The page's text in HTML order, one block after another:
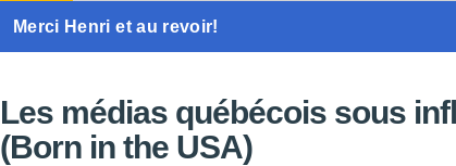
Merci Henri et au revoir!
Les médias québécois sous
(Born in the USA)